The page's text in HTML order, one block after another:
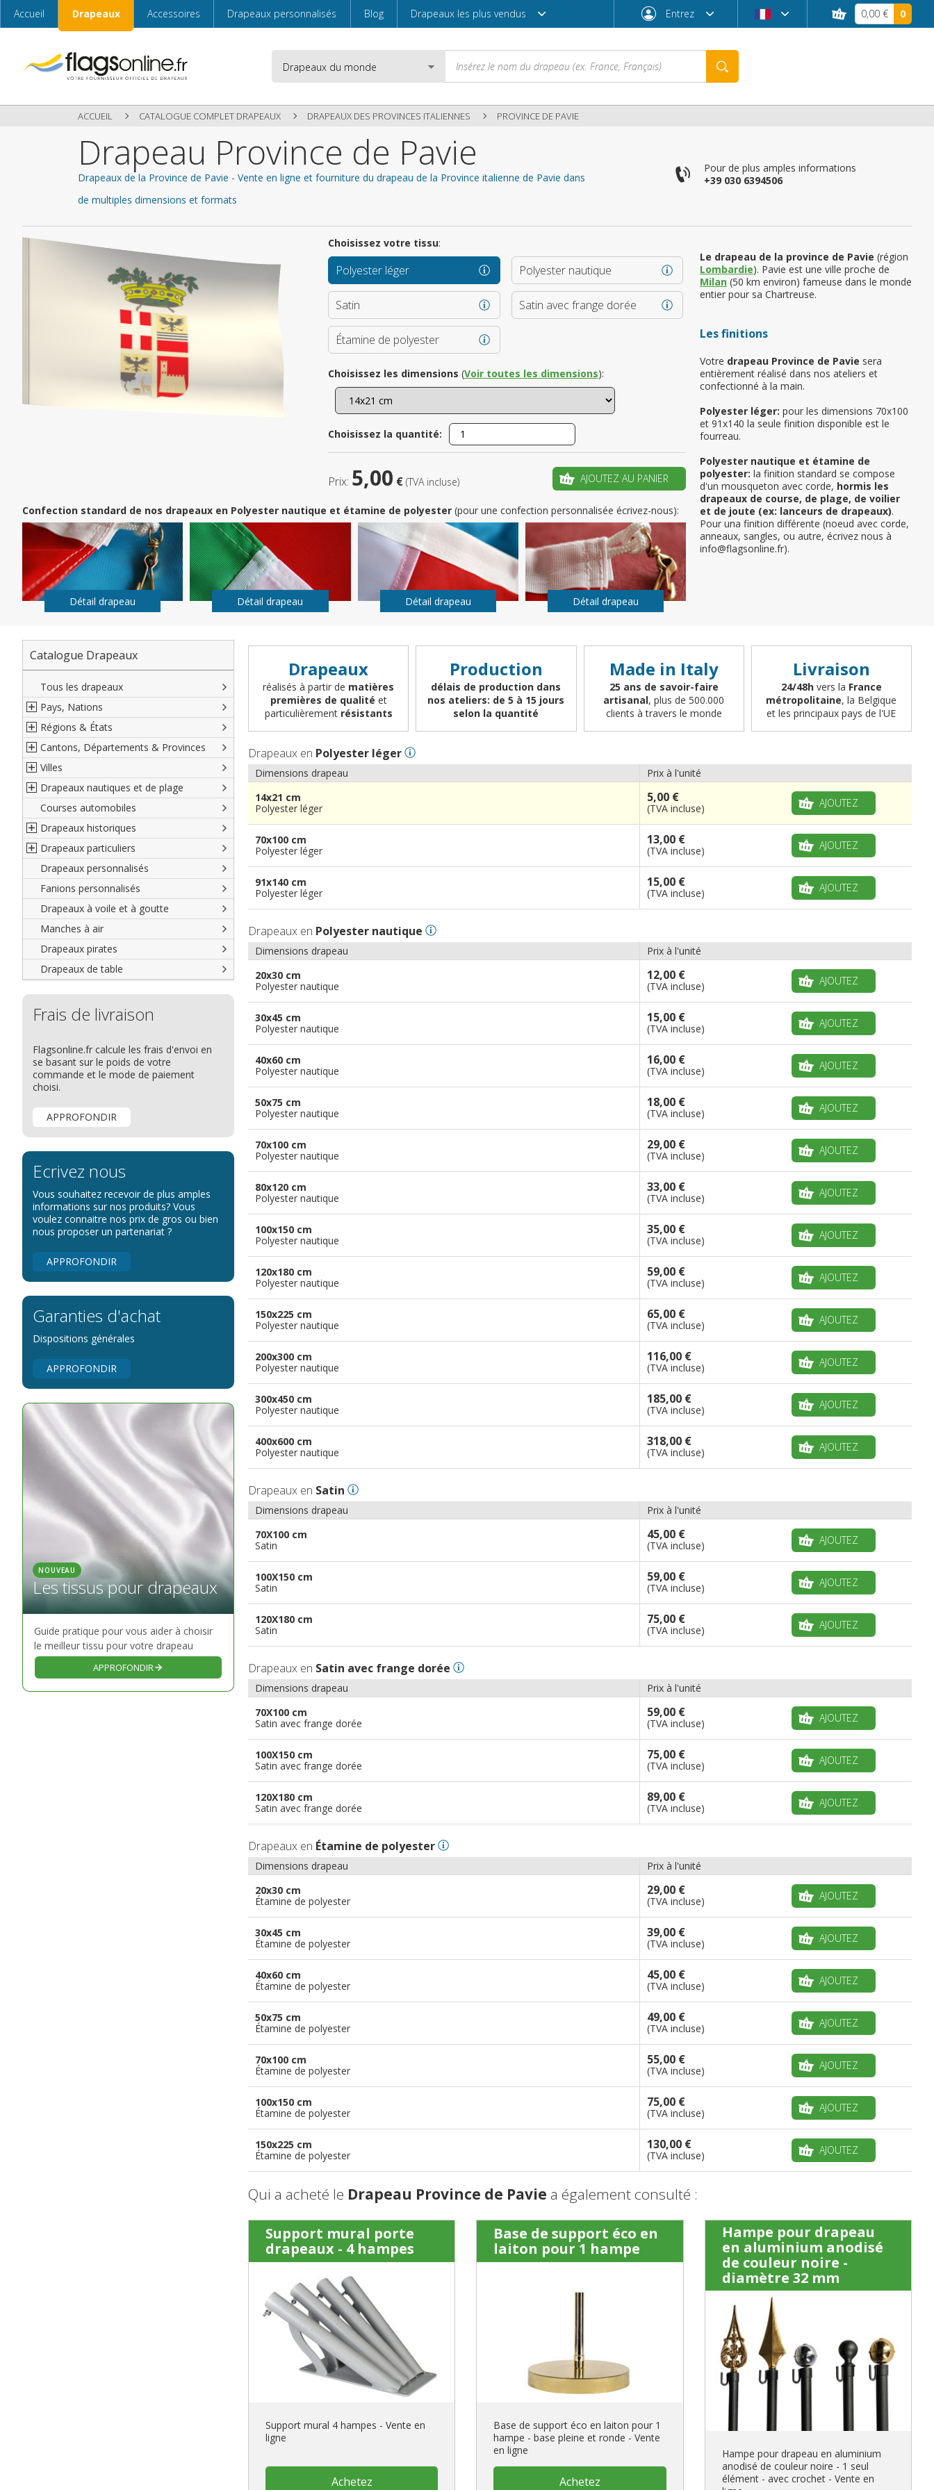
Accueil Drapeaux Accessoires Drapeaux personnalisés Blog Drapeaux les plus vendus Entrez
Email
Entrez Mot de passe oublié ?
Enregistrez vous si il s’agit de
votre première commande
CRÉER UN NOUVEAU COMPTE
0,00 € 0
ACCUEIL CATALOGUE COMPLET DRAPEAUX DRAPEAUX DES PROVINCES ITALIENNES PROVINCE DE PAVIE
Drapeau Province de Pavie
Drapeaux de la Province de Pavie - Vente en ligne et fourniture du drapeau de la Province italienne de Pavie dans
de multiples dimensions et formats
Pour de plus amples informations
+39 030 6394506
Le drapeau de la province de Pavie (région
Lombardie). Pavie est une ville proche de
Milan (50 km environ) fameuse dans le monde
entier pour sa Chartreuse.
Les finitions
Votre drapeau Province de Pavie sera
entièrement réalisé dans nos ateliers et
confectionné à la main.
Polyester léger: pour les dimensions 70x100
et 91x140 la seule finition disponible est le
fourreau.
Polyester nautique et étamine de
polyester: la finition standard se compose
d'un mousqueton avec corde, hormis les
drapeaux de course, de plage, de voilier
et de joute (ex: lanceurs de drapeaux).
Pour una finition différente (noeud avec corde,
anneaux, sangles, ou autre, écrivez nous à
info@flagsonline.fr).
Choisissez votre tissu:
Polyester léger Polyester nautique
Satin Satin avec frange dorée
Étamine de polyester
Choisissez les dimensions (Voir toutes les dimensions):
Choisissez la quantité:
Prix: 5,00 € (TVA incluse) AJOUTEZ AU PANIER
Confection standard de nos drapeaux en Polyester nautique et étamine de polyester (pour une confection personnalisée écrivez-nous):
Détail drapeau Détail drapeau Détail drapeau Détail drapeau
Catalogue Drapeaux
Tous les drapeaux
Pays, Nations
Amérique du Nord
Amérique du Sud
Europe
Afrique
Asie
Océanie
Régions & États
Régions françaises
Régions allemandes
Régions autrichiennes
Régions espagnoles
Régions italiennes
Territoires canadiens
Etats U.S.A.
Régions reste du monde
Cantons, Départements & Provinces
Départements français
DOM-TOM français
Comtés anglais
Territoires britanniques d'outre mer
Provinces espagnoles
Provinces italiennes
Provinces néerlandaises
Cantons suisses
Provinces reste du monde
Villes
Villes françaises
Villes allemandes
Villes espagnoles
Villes italiennes
Villes reste du monde
Drapeaux nautiques et de plage
Marines marchandes et militaires
Code maritime international
Grand pavois
Drapeaux de plage
Drapeaux de courtoisie
Courses automobiles
Drapeaux historiques
Américains
Britanniques
Français
Italiens
Reste du monde
Drapeaux particuliers
Drapeaux diplomatiques
Drapeaux organisations
internationales
Drapeaux publicitaires
Drapeaux groupes ethniques &
nations non reconnues
Drapeaux personnalisés
Fanions personnalisés
Drapeaux à voile et à goutte
Manches à air
Drapeaux pirates
Drapeaux de table
Frais de livraison
Flagsonline.fr calcule les frais d'envoi en
se basant sur le poids de votre
commande et le mode de paiement
choisi.
APPROFONDIR
Ecrivez nous
Vous souhaitez recevoir de plus amples
informations sur nos produits? Vous
voulez connaitre nos prix de gros ou bien
nous proposer un partenariat ?
APPROFONDIR
Garanties d'achat
Dispositions générales
APPROFONDIR
NOUVEAU
Les tissus pour drapeaux
Guide pratique pour vous aider à choisir
le meilleur tissu pour votre drapeau
APPROFONDIR
Drapeaux
réalisés à partir de matières
premières de qualité et
particulièrement résistants
Production
délais de production dans
nos ateliers: de 5 à 15 jours
selon la quantité
Made in Italy
25 ans de savoir-faire
artisanal, plus de 500.000
clients à travers le monde
Livraison
24/48hvers la France
métropolitaine, la Belgique
et les principaux pays de l'UE
Drapeaux en Polyester léger
Dimensions drapeau
Prix à l'unité
14x21 cm
Polyester léger
5,00 €
(TVA incluse) AJOUTEZ
70x100 cm
Polyester léger
13,00 €
(TVA incluse) AJOUTEZ
91x140 cm
Polyester léger
15,00 €
(TVA incluse) AJOUTEZ
Drapeaux en Polyester nautique
Dimensions drapeau
Prix à l'unité
20x30 cm
Polyester nautique
12,00 €
(TVA incluse) AJOUTEZ
30x45 cm
Polyester nautique
15,00 €
(TVA incluse) AJOUTEZ
40x60 cm
Polyester nautique
16,00 €
(TVA incluse) AJOUTEZ
50x75 cm
Polyester nautique
18,00 €
(TVA incluse) AJOUTEZ
70x100 cm
Polyester nautique
29,00 €
(TVA incluse) AJOUTEZ
80x120 cm
Polyester nautique
33,00 €
(TVA incluse) AJOUTEZ
100x150 cm
Polyester nautique
35,00 €
(TVA incluse) AJOUTEZ
120x180 cm
Polyester nautique
59,00 €
(TVA incluse) AJOUTEZ
150x225 cm
Polyester nautique
65,00 €
(TVA incluse) AJOUTEZ
200x300 cm
Polyester nautique
116,00 €
(TVA incluse) AJOUTEZ
300x450 cm
Polyester nautique
185,00 €
(TVA incluse) AJOUTEZ
400x600 cm
Polyester nautique
318,00 €
(TVA incluse) AJOUTEZ
Drapeaux en Satin
Dimensions drapeau
Prix à l'unité
70X100 cm
Satin
45,00 €
(TVA incluse) AJOUTEZ
100X150 cm
Satin
59,00 €
(TVA incluse) AJOUTEZ
120X180 cm
Satin
75,00 €
(TVA incluse) AJOUTEZ
Drapeaux en Satin avec frange dorée
Dimensions drapeau
Prix à l'unité
70X100 cm
Satin avec frange dorée
59,00 €
(TVA incluse) AJOUTEZ
100X150 cm
Satin avec frange dorée
75,00 €
(TVA incluse) AJOUTEZ
120X180 cm
Satin avec frange dorée
89,00 €
(TVA incluse) AJOUTEZ
Drapeaux en Étamine de polyester
Dimensions drapeau
Prix à l'unité
20x30 cm
Étamine de polyester
29,00 €
(TVA incluse) AJOUTEZ
30x45 cm
Étamine de polyester
39,00 €
(TVA incluse) AJOUTEZ
40x60 cm
Étamine de polyester
45,00 €
(TVA incluse) AJOUTEZ
50x75 cm
Étamine de polyester
49,00 €
(TVA incluse) AJOUTEZ
70x100 cm
Étamine de polyester
55,00 €
(TVA incluse) AJOUTEZ
100x150 cm
Étamine de polyester
75,00 €
(TVA incluse) AJOUTEZ
150x225 cm
Étamine de polyester
130,00 €
(TVA incluse) AJOUTEZ
Qui a acheté le Drapeau Province de Pavie a également consulté :
Support mural porte
drapeaux - 4 hampes
Support mural 4 hampes - Vente en
ligne
Achetez
Base de support éco en
laiton pour 1 hampe
Base de support éco en laiton pour 1
hampe - base pleine et ronde - Vente
en ligne
Achetez
Hampe pour drapeau
en aluminium anodisé
de couleur noire -
diamètre 32 mm
Hampe pour drapeau en aluminium
anodisé de couleur noire - 1 seul
élément - avec crochet - Vente en